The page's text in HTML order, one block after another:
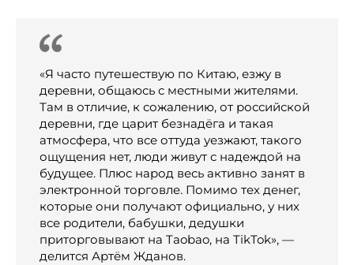
«Я часто путешествую по Китаю, езжу в
деревни, общаюсь с местными жителями.
Там в отличие, к сожалению, от российской
деревни, где царит безнадёга и такая
атмосфера, что все оттуда уезжают, такого
ощущения нет, люди живут с надеждой на
будущее. Плюс народ весь активно занят в
электронной торговле. Помимо тех денег,
которые они получают официально, у них
все родители, бабушки, дедушки
приторговывают на Taobao, на TikTok», —
делится Артём Жданов.